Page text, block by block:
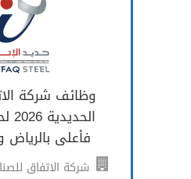
وظائف شركة
فأعلى
شركة الاتفاق